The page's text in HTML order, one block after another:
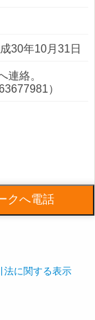
30年10月31日
連絡。
）
ナンス業
クへ電話
法に関する表示